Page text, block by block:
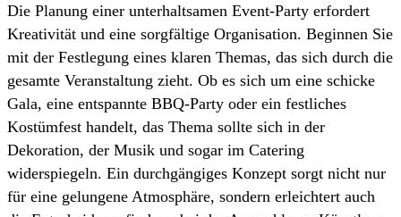
Die Planung einer unterhaltsamen Event-Party erfordert
Kreativität und eine sorgfältige Organisation. Beginnen Sie
mit der Festlegung eines klaren Themas, das sich durch die
gesamte Veranstaltung zieht. Ob es sich um eine schicke
Gala, eine entspannte BBQ-Party oder ein festliches
Kostümfest handelt, das Thema sollte sich in der
Dekoration, der Musik und sogar im Catering
widerspiegeln. Ein durchgängiges Konzept sorgt nicht nur
für eine gelungene Atmosphäre, sondern erleichtert auch